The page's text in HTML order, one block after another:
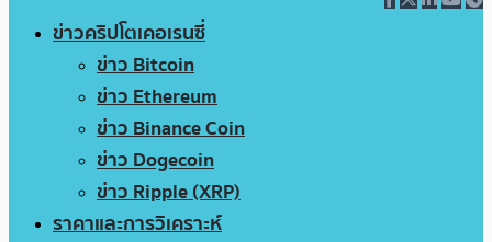
ข่าวคริปโตเคอเรนซี่
ข่าว Bitcoin
ข่าว Ethereum
ข่าว Binance Coin
ข่าว Dogecoin
ข่าว Ripple (XRP)
ราคาและการวิเคราะห์